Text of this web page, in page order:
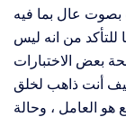
بصوت عال بما فيه
من انه ليس
أنت ذاهب لخلق
العامل ، وحالة